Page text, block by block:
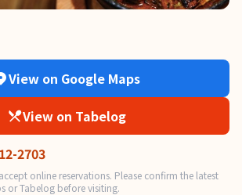
View on Google Maps
View on Tabelog
2703
online reservations. Please confirm the latest
or Tabelog before visiting.